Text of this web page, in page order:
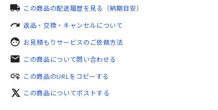
local_shipping この商品の配送履歴を見る（納期目安）
redo 返品・交換・キャンセルについて
face お見積もりサービスのご依頼方法
mail この商品について問い合わせる
add_link この商品のURLをコピーする
この商品についてポストする